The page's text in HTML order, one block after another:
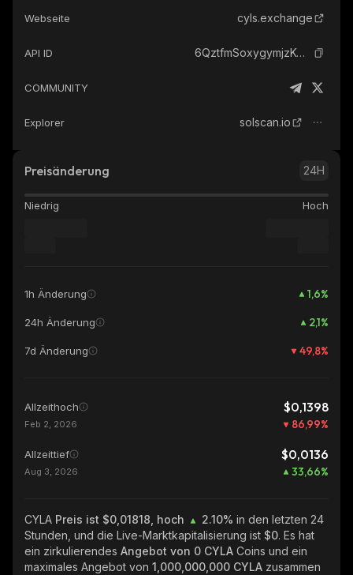
Webseite cyls.exchange
API ID 6QztfmSoxygymjzKwGHiWBcVEUxJEkXVQedKycYyyQHS_solana
COMMUNITY
Explorer solscan.io
Preisänderung 24H
Niedrig Hoch
1h Änderung 1,6%
24h Änderung 2,1%
7d Änderung 49,8%
Allzeithoch $0,1398
Feb 2, 2026 86,99%
Allzeittief $0,0136
Aug 3, 2026 33,66%
CYLA Preis ist $0,01818, hoch 2.10% in den letzten 24
Stunden, und die Live-Marktkapitalisierung ist $0. Es hat
ein zirkulierendes Angebot von 0 CYLA Coins und ein
maximales Angebot von 1,000,000,000 CYLA zusammen